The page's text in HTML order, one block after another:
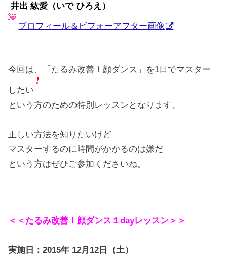
井出 紘愛（いで ひろえ）
プロフィール＆ビフォーアフター画像
今回は、「たるみ改善！顔ダンス」を1日でマスター
したい
という方のための特別レッスンとなります。
正しい方法を知りたいけど
マスターするのに時間がかかるのは嫌だ
という方はぜひご参加くださいね。
＜＜ たるみ改善！顔ダンス１dayレッスン ＞＞
実施日：2015年 12月12日（土）